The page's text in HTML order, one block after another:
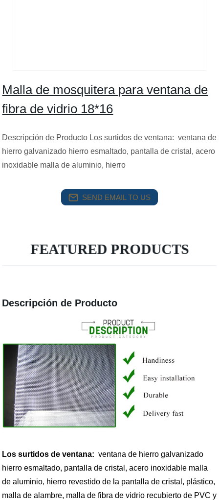
Malla de mosquitera para ventana de
fibra de vidrio 18*16
Descripción de Producto Los surtidos de ventana: ventana de
hierro galvanizado hierro esmaltado, pantalla de cristal, acero
inoxidable malla de aluminio, hierro
SEND EMAIL TO US
FEATURED PRODUCTS
Descripción de Producto
Los surtidos de ventana: ventana de hierro galvanizado
hierro esmaltado, pantalla de cristal, acero inoxidable malla
de aluminio, hierro revestido de la pantalla de cristal, plástico,
malla de alambre, malla de fibra de vidrio recubierto de PVC y